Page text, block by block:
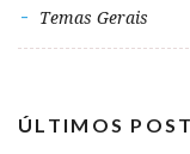
Temas Gerais
ÚLTIMOS